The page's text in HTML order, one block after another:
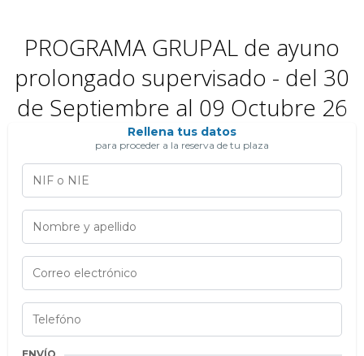
PROGRAMA GRUPAL de ayuno
prolongado supervisado - del 30
de Septiembre al 09 Octubre 26
Rellena tus datos
para proceder a la reserva de tu plaza